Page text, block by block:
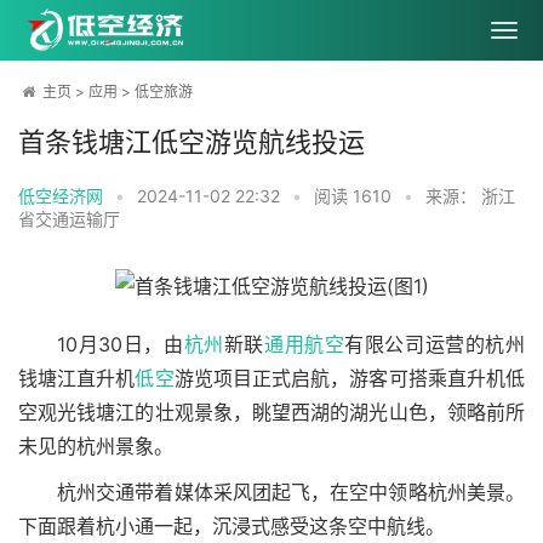
主页 > 应用 > 低空旅游
首条钱塘江低空游览航线投运
低空经济网 • 2024-11-02 22:32 • 阅读 1610 •
来源： 浙江
省交通运输厅
10月30日，由杭州新联通用航空有限公司运营的杭州
钱塘江直升机低空游览项目正式启航，游客可搭乘直升机低
空观光钱塘江的壮观景象，眺望西湖的湖光山色，领略前所
未见的杭州景象。
杭州交通带着媒体采风团起飞，在空中领略杭州美景。
下面跟着杭小通一起，沉浸式感受这条空中航线。